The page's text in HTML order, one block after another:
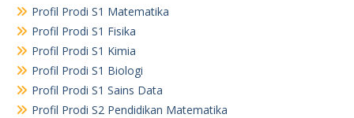
Profil Prodi S1 Matematika
Profil Prodi S1 Fisika
Profil Prodi S1 Kimia
Profil Prodi S1 Biologi
Profil Prodi S1 Sains Data
Profil Prodi S2 Pendidikan Matematika